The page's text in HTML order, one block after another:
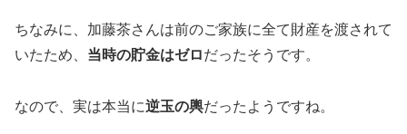
ちなみに、加藤茶さんは前のご家族に全て財産を渡されて
いたため、 当時の貯金はゼロだったそうです。
なので、実は本当に逆玉の輿だったようですね。